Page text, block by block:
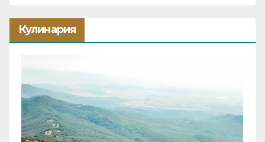
Кулинария